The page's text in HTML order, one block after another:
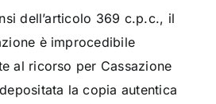
dell’articolo 369 c.p.c., il
è improcedibile
al ricorso per Cassazione
la copia autentica